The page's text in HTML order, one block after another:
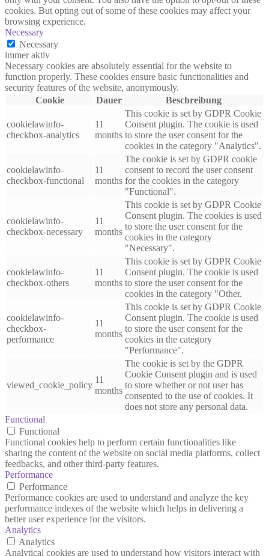
cookies. But opting out of some of these cookies may affect your
browsing experience.
Necessary
Necessary
immer aktiv
Necessary cookies are absolutely essential for the website to
function properly. These cookies ensure basic functionalities and
security features of the website, anonymously.
Cookie
Dauer Beschreibung
cookielawinfo-
checkbox-analytics
11
months
This cookie is set by GDPR Cookie
Consent plugin. The cookie is used
to store the user consent for the
cookies in the category "Analytics".
cookielawinfo-
checkbox-functional
11
months
The cookie is set by GDPR cookie
consent to record the user consent
for the cookies in the category
"Functional".
cookielawinfo-
checkbox-necessary
11
months
This cookie is set by GDPR Cookie
Consent plugin. The cookies is used
to store the user consent for the
cookies in the category
"Necessary".
cookielawinfo-
checkbox-others
11
months
This cookie is set by GDPR Cookie
Consent plugin. The cookie is used
to store the user consent for the
cookies in the category "Other.
cookielawinfo-
checkbox-
performance
11
months
This cookie is set by GDPR Cookie
Consent plugin. The cookie is used
to store the user consent for the
cookies in the category
"Performance".
viewed_cookie_policy
11
months
The cookie is set by the GDPR
Cookie Consent plugin and is used
to store whether or not user has
consented to the use of cookies. It
does not store any personal data.
Functional
Functional
Functional cookies help to perform certain functionalities like
sharing the content of the website on social media platforms, collect
feedbacks, and other third-party features.
Performance
Performance
Performance cookies are used to understand and analyze the key
performance indexes of the website which helps in delivering a
better user experience for the visitors.
Analytics
Analytics
Analytical cookies are used to understand how visitors interact with